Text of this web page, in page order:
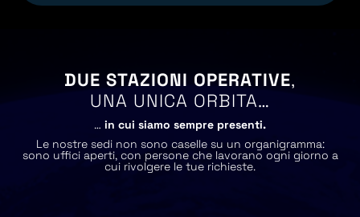
DUE STAZIONI OPERATIVE,
UNA UNICA ORBITA…
… in cui siamo sempre presenti.
Le nostre sedi non sono caselle su un organigramma:
sono uffici aperti, con persone che lavorano ogni giorno a
cui rivolgere le tue richieste.